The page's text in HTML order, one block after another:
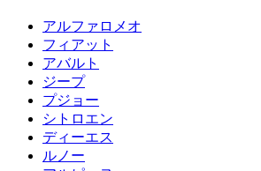
アルファロメオ
フィアット
アバルト
ジープ
プジョー
シトロエン
ディーエス
ルノー